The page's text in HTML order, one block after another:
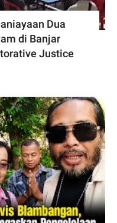
Dua
di Banjar
Justice